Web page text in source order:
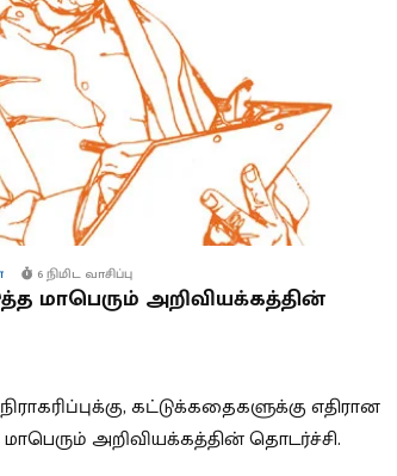
6 நிமிட வாசிப்பு
மாபெரும் அறிவியக்கத்தின்
கட்டுக்கதைகளுக்கு எதிரான
அறிவியக்கத்தின் தொடர்ச்சி.